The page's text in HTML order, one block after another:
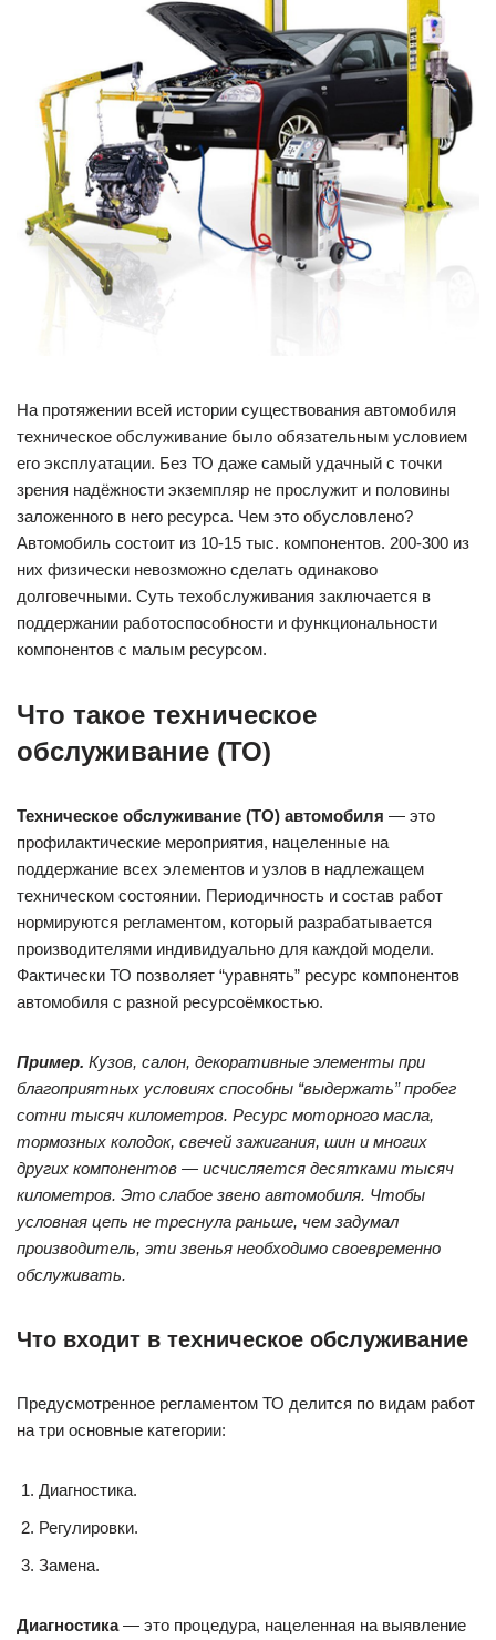
На протяжении всей истории существования автомобиля
техническое обслуживание было обязательным условием
его эксплуатации. Без ТО даже самый удачный с точки
зрения надёжности экземпляр не прослужит и половины
заложенного в него ресурса. Чем это обусловлено?
Автомобиль состоит из 10-15 тыс. компонентов. 200-300 из
них физически невозможно сделать одинаково
долговечными. Суть техобслуживания заключается в
поддержании работоспособности и функциональности
компонентов с малым ресурсом.
Что такое техническое
обслуживание (ТО)
Техническое обслуживание (ТО) автомобиля — это
профилактические мероприятия, нацеленные на
поддержание всех элементов и узлов в надлежащем
техническом состоянии. Периодичность и состав работ
нормируются регламентом, который разрабатывается
производителями индивидуально для каждой модели.
Фактически ТО позволяет “уравнять” ресурс компонентов
автомобиля с разной ресурсоёмкостью.
Пример. Кузов, салон, декоративные элементы при
благоприятных условиях способны “выдержать” пробег
сотни тысяч километров. Ресурс моторного масла,
тормозных колодок, свечей зажигания, шин и многих
других компонентов — исчисляется десятками тысяч
километров. Это слабое звено автомобиля. Чтобы
условная цепь не треснула раньше, чем задумал
производитель, эти звенья необходимо своевременно
обслуживать.
Что входит в техническое обслуживание
Предусмотренное регламентом ТО делится по видам работ
на три основные категории:
Диагностика.
Регулировки.
Замена.
Диагностика— это процедура, нацеленная на выявление